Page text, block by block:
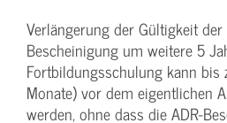
Verlängerung der Gültigkeit
Bescheinigung um weitere 5
Fortbildungsschulung kann bis
Monate) vor dem eigentlichen
werden, ohne dass die ADR-